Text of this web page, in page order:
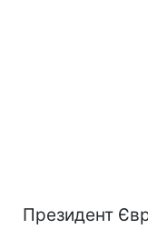
Президент